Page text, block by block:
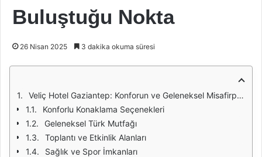
Buluştuğu Nokta
26 Nisan 2025 3 dakika okuma süresi
Veliç Hotel Gaziantep: Konforun ve Geleneksel Misafirperverliğin Buluştuğu Nokta
Konforlu Konaklama Seçenekleri
Geleneksel Türk Mutfağı
Toplantı ve Etkinlik Alanları
Sağlık ve Spor İmkanları